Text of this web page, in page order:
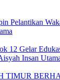
Pelantikan
12 Gelar
Insan
TIMUR